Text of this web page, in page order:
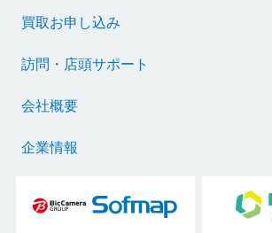
買取お申し込み
訪問・店頭サポート
会社概要
企業情報